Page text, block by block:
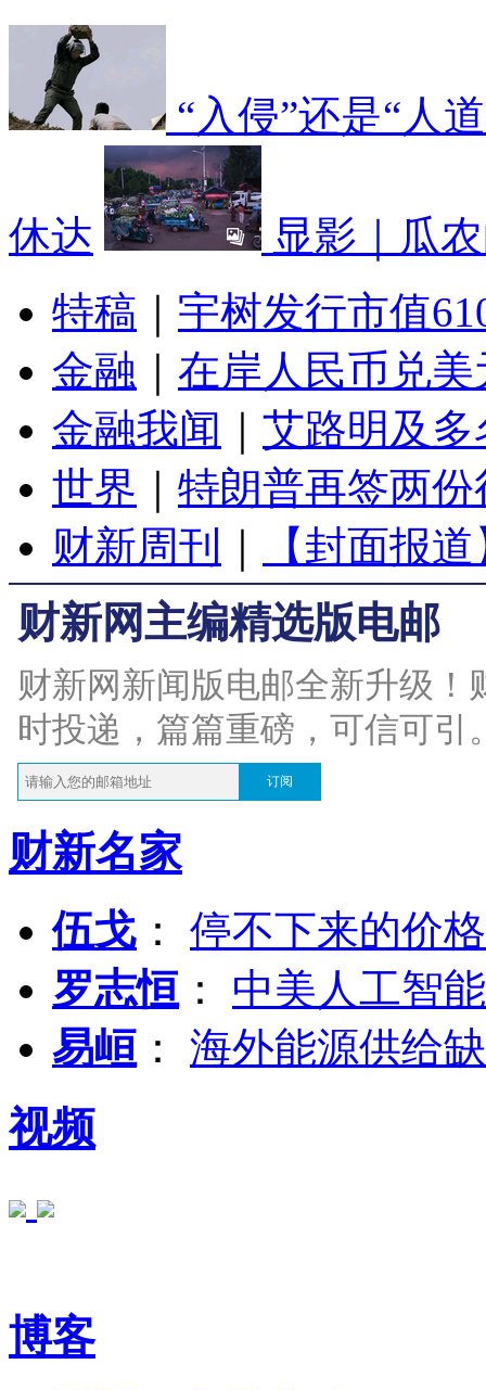
“入侵”还是“人
休达
显影｜瓜
特稿
宇树发行市值
金融
在岸人民币兑
金融我闻
艾路明及
世界
特朗普再签两
财新周刊
【封面报
财新网主编精选版电邮
财新网新闻版电邮全新升级
时投递，篇篇重磅，可信可引
订阅
财新名家
伍戈 ： 停不下来的价
罗志恒 ： 中美人工智
易峘 ： 海外能源供给
视频
博客